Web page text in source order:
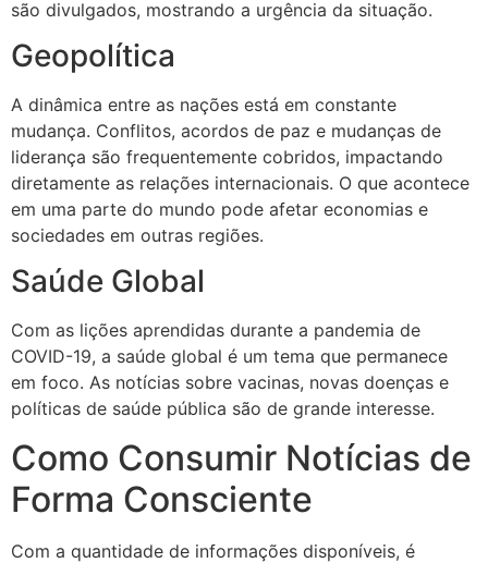
são divulgados, mostrando a urgência da situação.
Geopolítica
A dinâmica entre as nações está em constante
mudança. Conflitos, acordos de paz e mudanças de
liderança são frequentemente cobridos, impactando
diretamente as relações internacionais. O que acontece
em uma parte do mundo pode afetar economias e
sociedades em outras regiões.
Saúde Global
Com as lições aprendidas durante a pandemia de
COVID-19, a saúde global é um tema que permanece
em foco. As notícias sobre vacinas, novas doenças e
políticas de saúde pública são de grande interesse.
Como Consumir Notícias de
Forma Consciente
Com a quantidade de informações disponíveis, é